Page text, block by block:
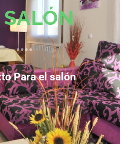
SALÓN
Para el salón